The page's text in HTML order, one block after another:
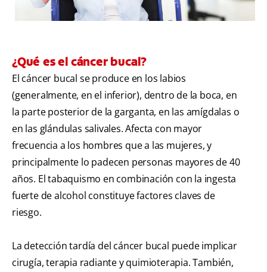
¿Qué es el cáncer bucal?
El cáncer bucal se produce en los labios
(generalmente, en el inferior), dentro de la boca, en
la parte posterior de la garganta, en las amígdalas o
en las glándulas salivales. Afecta con mayor
frecuencia a los hombres que a las mujeres, y
principalmente lo padecen personas mayores de 40
años. El tabaquismo en combinación con la ingesta
fuerte de alcohol constituye factores claves de
riesgo.
La detección tardía del cáncer bucal puede implicar
cirugía, terapia radiante y quimioterapia. También,